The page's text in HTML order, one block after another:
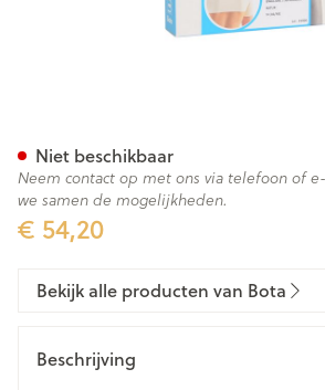
€ 54,20
Niet beschikbaar
Neem contact op met ons via telefoon of
we samen de mogelijkheden.
Bekijk alle producten van Bota
Beschrijving